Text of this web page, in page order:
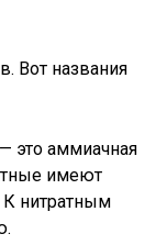
Вот названия
это аммиачная
имеют
К нитратным